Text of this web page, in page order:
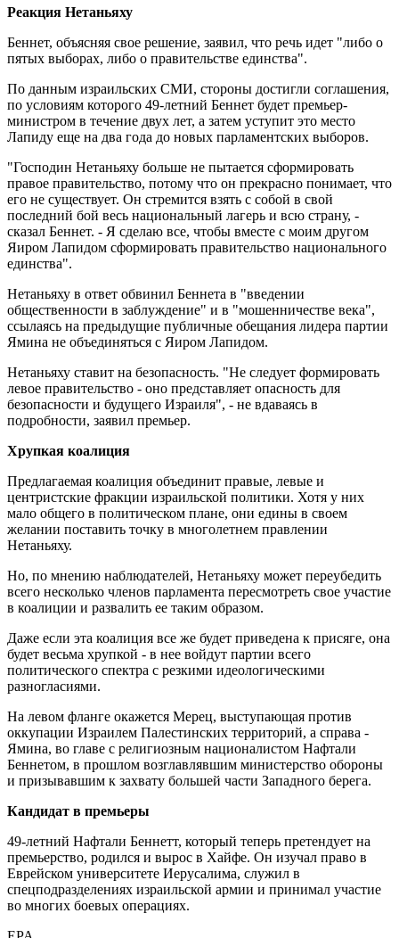
Реакция Нетаньяху
Беннет, объясняя свое решение, заявил, что речь идет "либо о
пятых выборах, либо о правительстве единства".
По данным израильских СМИ, стороны достигли соглашения,
по условиям которого 49-летний Беннет будет премьер-
министром в течение двух лет, а затем уступит это место
Лапиду еще на два года до новых парламентских выборов.
"Господин Нетаньяху больше не пытается сформировать
правое правительство, потому что он прекрасно понимает, что
его не существует. Он стремится взять с собой в свой
последний бой весь национальный лагерь и всю страну, -
сказал Беннет. - Я сделаю все, чтобы вместе с моим другом
Яиром Лапидом сформировать правительство национального
единства".
Нетаньяху в ответ обвинил Беннета в "введении
общественности в заблуждение" и в "мошенничестве века",
ссылаясь на предыдущие публичные обещания лидера партии
Ямина не объединяться с Яиром Лапидом.
Нетаньяху ставит на безопасность. "Не следует формировать
левое правительство - оно представляет опасность для
безопасности и будущего Израиля", - не вдаваясь в
подробности, заявил премьер.
Хрупкая коалиция
Предлагаемая коалиция объединит правые, левые и
центристские фракции израильской политики. Хотя у них
мало общего в политическом плане, они едины в своем
желании поставить точку в многолетнем правлении
Нетаньяху.
Но, по мнению наблюдателей, Нетаньяху может переубедить
всего несколько членов парламента пересмотреть свое участие
в коалиции и развалить ее таким образом.
Даже если эта коалиция все же будет приведена к присяге, она
будет весьма хрупкой - в нее войдут партии всего
политического спектра с резкими идеологическими
разногласиями.
На левом фланге окажется Мерец, выступающая против
оккупации Израилем Палестинских территорий, а справа -
Ямина, во главе с религиозным националистом Нафтали
Беннетом, в прошлом возглавлявшим министерство обороны
и призывавшим к захвату большей части Западного берега.
Кандидат в премьеры
49-летний Нафтали Беннетт, который теперь претендует на
премьерство, родился и вырос в Хайфе. Он изучал право в
Еврейском университете Иерусалима, служил в
спецподразделениях израильской армии и принимал участие
во многих боевых операциях.